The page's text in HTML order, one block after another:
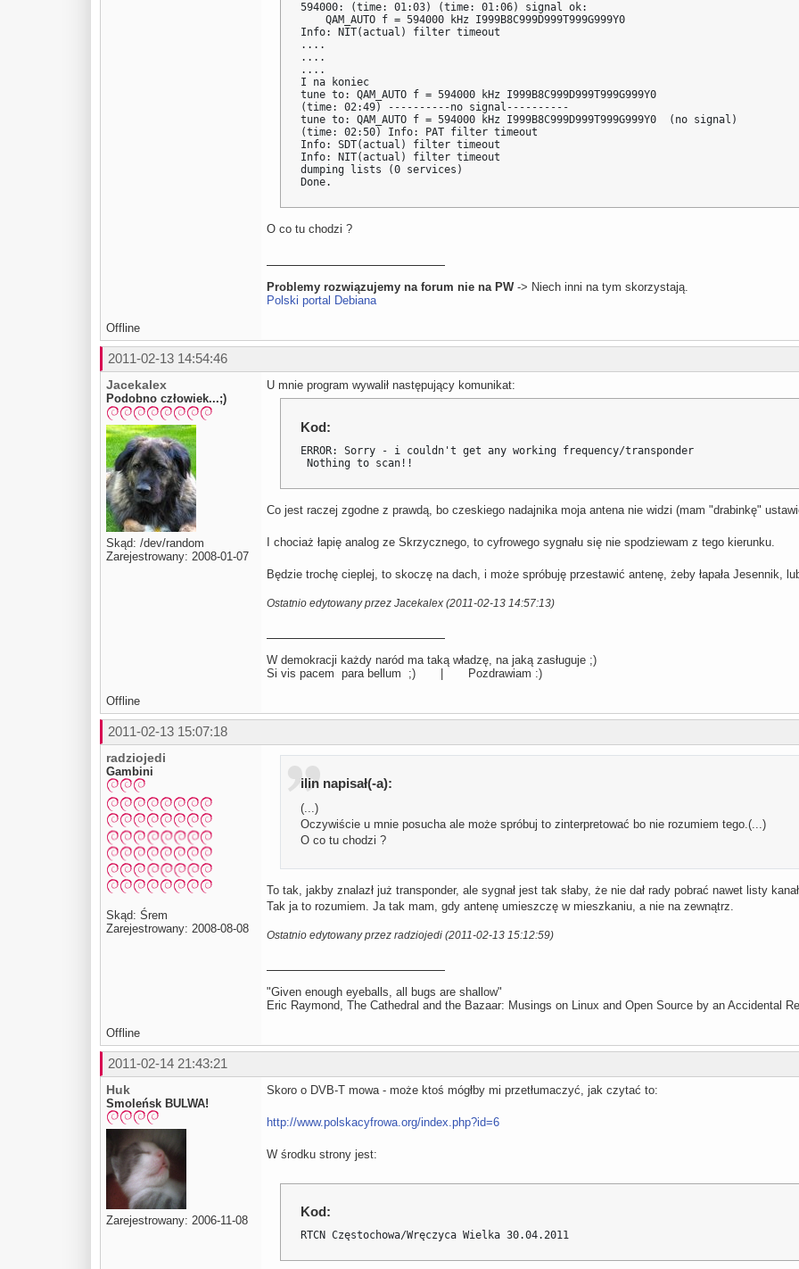
594000: (time: 01:03) (time: 01:06) signal ok:
    QAM_AUTO f = 594000 kHz I999B8C999D999T999G999Y0
Info: NIT(actual) filter timeout
....
....
....
I na koniec
tune to: QAM_AUTO f = 594000 kHz I999B8C999D999T999G999Y0
(time: 02:49) ----------no signal----------
tune to: QAM_AUTO f = 594000 kHz I999B8C999D999T999G999Y0  (no signal)
(time: 02:50) Info: PAT filter timeout
Info: SDT(actual) filter timeout
Info: NIT(actual) filter timeout
dumping lists (0 services)
Done.
O co tu chodzi ?
Problemy rozwiązujemy na forum nie na PW-> Niech inni na tym skorzystają.
Polski portal Debiana
Offline
2011-02-13 14:54:46
Jacekalex
Podobno człowiek...;)
Skąd: /dev/random
Zarejestrowany: 2008-01-07
U mnie program wywalił następujący komunikat:
Kod:
ERROR: Sorry - i couldn't get any working frequency/transponder
Nothing to scan!!
Co jest raczej zgodne z prawdą, bo czeskiego nadajnika moja antena nie widzi (mam "drabinkę"
I chociaż łapię analog ze Skrzycznego, to cyfrowego sygnału się nie spodziewam z tego kierunku.
Będzie trochę cieplej, to skoczę na dach, i może spróbuję przestawić antenę, żeby łapała Jesennik,
Ostatnio edytowany przez Jacekalex (2011-02-13 14:57:13)
W demokracji każdy naród ma taką władzę, na jaką zasługuje ;)
Si vis pacem para bellum ;) | Pozdrawiam :)
Offline
2011-02-13 15:07:18
radziojedi
Gambini
Skąd: Śrem
Zarejestrowany: 2008-08-08
ilin napisał(-a):
(...)
Oczywiście u mnie posucha ale może spróbuj to zinterpretować bo nie rozumiem tego.(...)
O co tu chodzi ?
To tak, jakby znalazł już transponder, ale sygnał jest tak słaby, że nie dał rady pobrać nawet listy
Tak ja to rozumiem. Ja tak mam, gdy antenę umieszczę w mieszkaniu, a nie na zewnątrz.
Ostatnio edytowany przez radziojedi (2011-02-13 15:12:59)
"Given enough eyeballs, all bugs are shallow"
Eric Raymond, The Cathedral and the Bazaar: Musings on Linux and Open Source by an Accidental
Offline
2011-02-14 21:43:21
Huk
Smoleńsk BULWA!
Zarejestrowany: 2006-11-08
Skoro o DVB-T mowa - może ktoś mógłby mi przetłumaczyć, jak czytać to:
http://www.polskacyfrowa.org/index.php?id=6
W środku strony jest:
Kod:
RTCN Częstochowa/Wręczyca Wielka 30.04.2011